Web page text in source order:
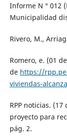
Informe N ° 012
Municipalidad
Rivero, M.,
Romero, e. (01
de https://
viviendas-
RPP noticias.
proyecto para
pág. 2.